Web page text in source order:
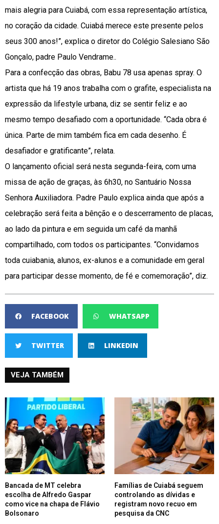
mais alegria para Cuiabá, com essa representação artística,
no coração da cidade. Cuiabá merece este presente pelos
seus 300 anos!”, explica o diretor do Colégio Salesiano São
Gonçalo, padre Paulo Vendrame..
Para a confecção das obras, Babu 78 usa apenas spray. O
artista que há 19 anos trabalha com o grafite, especialista na
expressão da lifestyle urbana, diz se sentir feliz e ao
mesmo tempo desafiado com a oportunidade. “Cada obra é
única. Parte de mim também fica em cada desenho. É
desafiador e gratificante”, relata.
O lançamento oficial será nesta segunda-feira, com uma
missa de ação de graças, às 6h30, no Santuário Nossa
Senhora Auxiliadora. Padre Paulo explica ainda que após a
celebração será feita a bênção e o descerramento de placas,
ao lado da pintura e em seguida um café da manhã
compartilhado, com todos os participantes. “Convidamos
toda cuiabania, alunos, ex-alunos e a comunidade em geral
para participar desse momento, de fé e comemoração”, diz.
FACEBOOK WHATSAPP
TWITTER LINKEDIN
VEJA TAMBÉM
Bancada de MT celebra
escolha de Alfredo Gaspar
como vice na chapa de Flávio
Bolsonaro
Famílias de Cuiabá seguem
controlando as dívidas e
registram novo recuo em
pesquisa da CNC